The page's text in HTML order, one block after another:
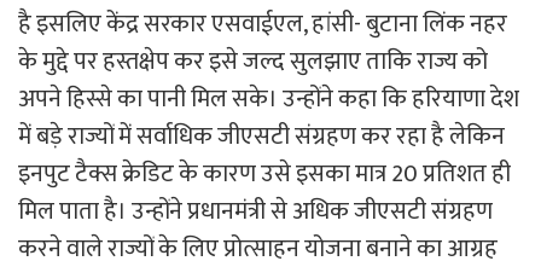
है इसलिए केंद्र सरकार एसवाईएल, हांसी- बुटाना लिंक नहर
के मुद्दे पर हस्तक्षेप कर इसे जल्द सुलझाए ताकि राज्य को
अपने हिस्से का पानी मिल सके। उन्होंने कहा कि हरियाणा देश
में बड़े राज्यों में सर्वाधिक जीएसटी संग्रहण कर रहा है लेकिन
इनपुट टैक्स क्रेडिट के कारण उसे इसका मात्र 20 प्रतिशत ही
मिल पाता है। उन्होंने प्रधानमंत्री से अधिक जीएसटी संग्रहण
करने वाले राज्यों के लिए प्रोत्साहन योजना बनाने का आग्रह